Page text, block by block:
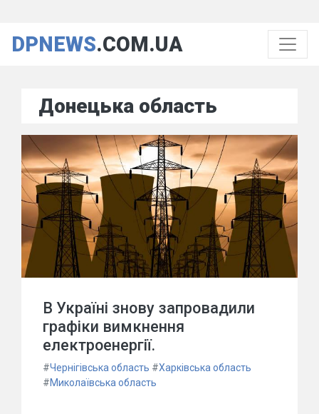
DPNEWS.COM.UA
Донецька область
В Україні знову запровадили
графіки вимкнення
електроенергії.
#Чернігівська область #Харківська область
#Миколаївська область